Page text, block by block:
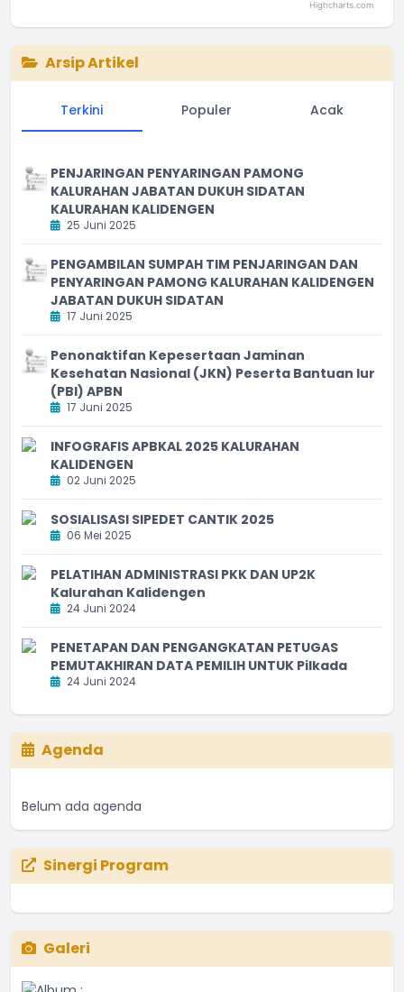
Highcharts.com
Arsip Artikel
Terkini Populer Acak
PENJARINGAN PENYARINGAN PAMONG
KALURAHAN JABATAN DUKUH SIDATAN
KALURAHAN KALIDENGEN
25 Juni 2025
PENGAMBILAN SUMPAH TIM PENJARINGAN DAN
PENYARINGAN PAMONG KALURAHAN KALIDENGEN
JABATAN DUKUH SIDATAN
17 Juni 2025
Penonaktifan Kepesertaan Jaminan
Kesehatan Nasional (JKN) Peserta Bantuan Iur
(PBI) APBN
17 Juni 2025
INFOGRAFIS APBKAL 2025 KALURAHAN
KALIDENGEN
02 Juni 2025
SOSIALISASI SIPEDET CANTIK 2025
06 Mei 2025
PELATIHAN ADMINISTRASI PKK DAN UP2K
Kalurahan Kalidengen
24 Juni 2024
PENETAPAN DAN PENGANGKATAN PETUGAS
PEMUTAKHIRAN DATA PEMILIH UNTUK Pilkada
24 Juni 2024
Agenda
Belum ada agenda
Sinergi Program
Galeri